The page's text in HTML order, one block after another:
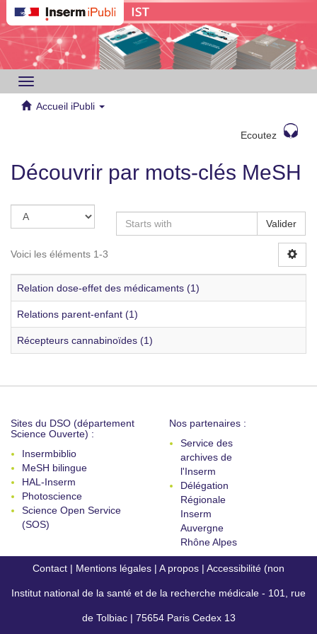
Toggle
navigation
Accueil iPubli
Ecoutez
Découvrir par mots-clés MeSH
Valider
Voici les éléments 1-3
Relation dose-effet des médicaments (1)
Relations parent-enfant (1)
Récepteurs cannabinoïdes (1)
Sites du DSO (département
Science Ouverte) :
Insermbiblio
MeSH bilingue
HAL-Inserm
Photoscience
Science Open Service
(SOS)
Nos partenaires :
Service des
archives de
l'Inserm
Délégation
Régionale
Inserm
Auvergne
Rhône Alpes
Contact | Mentions légales | A propos | Accessibilité (non
conforme)
Institut national de la santé et de la recherche médicale - 101, rue
de Tolbiac | 75654 Paris Cedex 13